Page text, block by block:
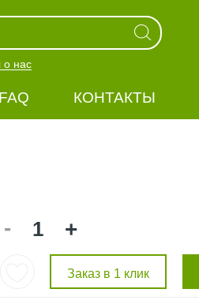
о нас
FAQ КОНТАКТЫ
- +
Заказ в 1 клик